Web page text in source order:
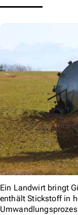
Ein Landwirt bringt
enthält Stickstoff in